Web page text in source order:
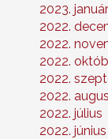
2023. január
2022.
2022.
2022.
2022.
2022.
2022. július
2022. június